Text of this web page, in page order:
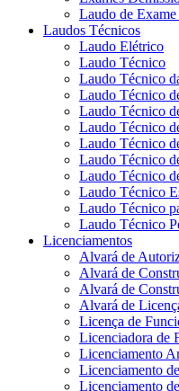
Laudo de
Laudos Técnicos
Laudo Elétrico
Laudo Técnico
Laudo Técnico
Laudo Técnico
Laudo Técnico
Laudo Técnico
Laudo Técnico
Laudo Técnico
Laudo Técnico
Laudo Técnico
Laudo Técnico
Laudo Técnico
Licenciamentos
Alvará de
Alvará de
Alvará de
Alvará de
Licença de
Licenciadora de
Licenciamento
Licenciamento
Licenciamento